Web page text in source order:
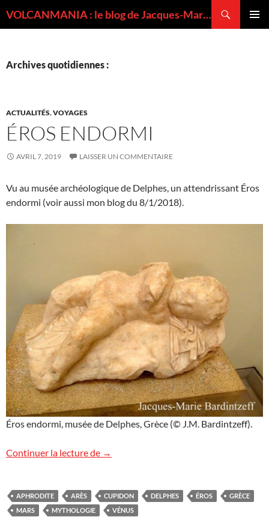
VOLCANMANIA : le blog de Jacques-Marie BARDINTZEFF, volcanologue
Archives quotidiennes :
ACTUALITÉS,VOYAGES
ÉROS ENDORMI
AVRIL 7, 2019 LAISSER UN COMMENTAIRE
Vu au musée archéologique de Delphes, un attendrissant Éros
endormi (voir aussi mon blog du 8/1/2018).
Éros endormi, musée de Delphes, Grèce (© J.M. Bardintzeff).
Continuer la lecture de Éros endormi
→
APHRODITE ARÈS CUPIDON DELPHES ÉROS
GRÈCE
MARS
MYTHOLOGIE VÉNUS